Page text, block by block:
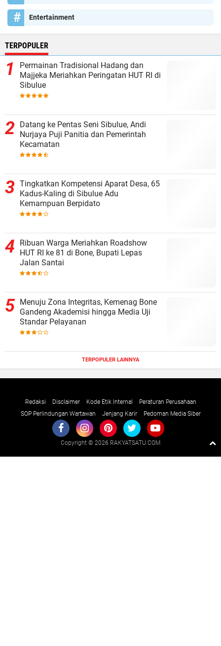
Entertainment
TERPOPULER
Permainan Tradisional Hadang dan
Majjeka Meriahkan Peringatan HUT RI di
Sibulue
Datang ke Pentas Seni Sibulue, Andi
Nurjaya Puji Panitia dan Pemerintah
Kecamatan
Tingkatkan Kompetensi Aparat Desa, 65
Kadus-Kaling di Sibulue Adu
Kemampuan Berpidato
Ribuan Warga Meriahkan Roadshow
HUT RI ke 81 di Bone, Bupati Lepas
Jalan Santai
Menuju Zona Integritas, Kemenag Bone
Gandeng Akademisi hingga Media Uji
Standar Pelayanan
TERPOPULER LAINNYA
Redaksi Disclaimer Kode Etik Internal
Peraturan Perusahaan
SOP Perlindungan Wartawan
Jenjang Karir Pedoman Media Siber
Copyright © 2026 RAKYATSATU.COM
Raushan